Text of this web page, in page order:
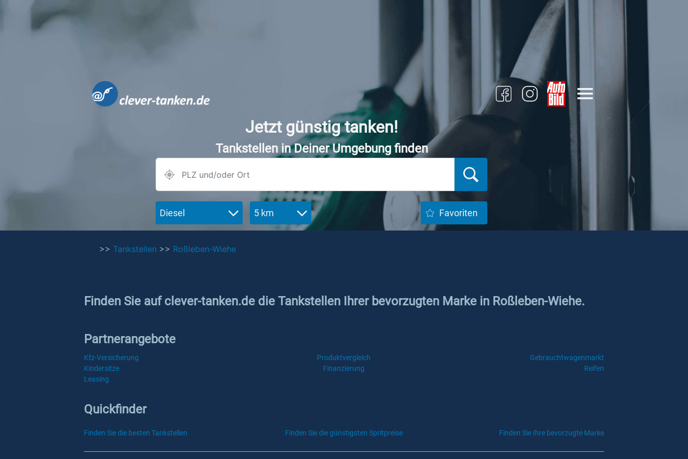
Jetzt günstig tanken!
Tankstellen in Deiner Umgebung finden
Diesel 5 km Favoriten
>> Tankstellen >> Roßleben-Wiehe
Finden Sie auf clever-tanken.de die Tankstellen Ihrer bevorzugten Marke in Roßleben-Wiehe.
Partnerangebote
Kfz-Versicherung Produktvergleich
Gebrauchtwagenmarkt
Kindersitze
Finanzierung
Reifen
Leasing
Quickfinder
Finden Sie die besten Tankstellen Finden Sie die günstigsten Spritpreise Finden Sie Ihre bevorzugte Marke